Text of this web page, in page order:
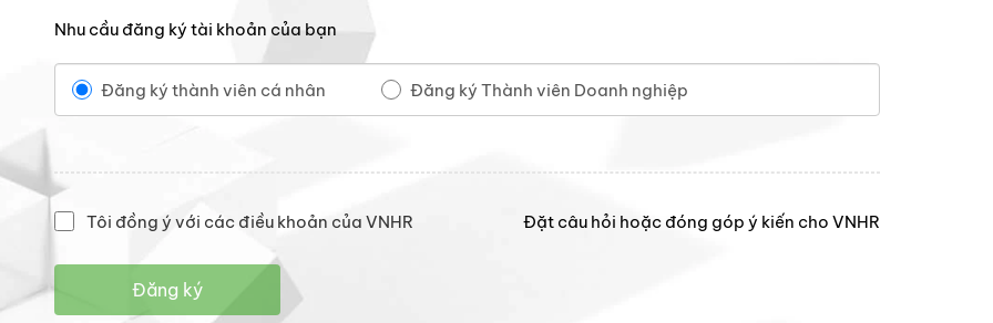
Nhu cầu đăng ký tài khoản của bạn
Đăng ký thành viên cá nhân Đăng ký Thành viên Doanh nghiệp
Tôi đồng ý với các điều khoản của VNHR Đặt câu hỏi hoặc đóng góp ý kiến cho VNHR
Đăng ký